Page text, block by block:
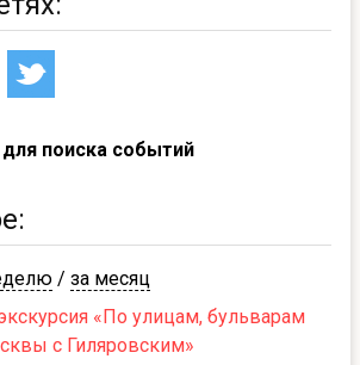
для поиска событий
/ за месяц
«По улицам, бульварам
с Гиляровским»